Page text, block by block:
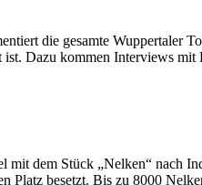
die gesamte Wuppertaler
Dazu kommen Interviews mit
dem Stück „Nelken“ nach
besetzt. Bis zu 8000